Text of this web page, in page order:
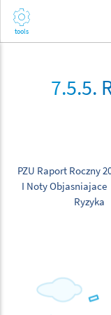
7.5.5.
PZU Raport Roczny
I Noty Objasniajace
Ryzyka